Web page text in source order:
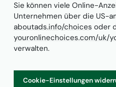
Sie können viele Online-
Unternehmen über die US-
aboutads.info/choices oder
youronlinechoices.com/uk/
verwalten.
Cookie-Einstellungen